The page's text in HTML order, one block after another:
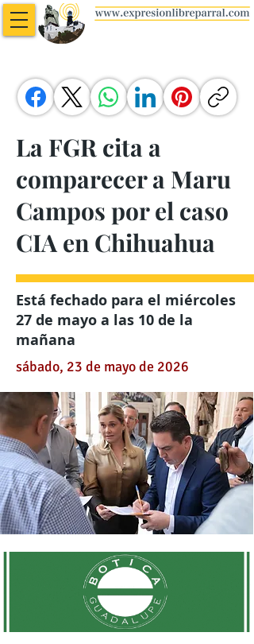
La FGR cita a
comparecer a Maru
Campos por el caso
CIA en Chihuahua
Está fechado para el miércoles
27 de mayo a las 10 de la
mañana
sábado, 23 de mayo de 2026